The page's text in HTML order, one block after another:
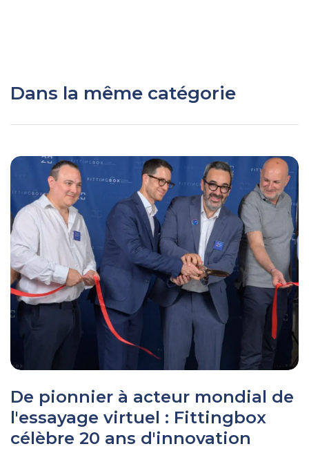
Dans la même catégorie
De pionnier à acteur mondial de
l'essayage virtuel : Fittingbox
célèbre 20 ans d'innovation